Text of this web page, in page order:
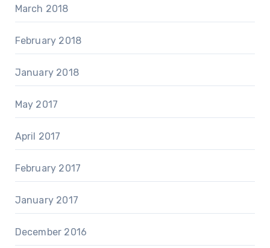
March 2018
February 2018
January 2018
May 2017
April 2017
February 2017
January 2017
December 2016